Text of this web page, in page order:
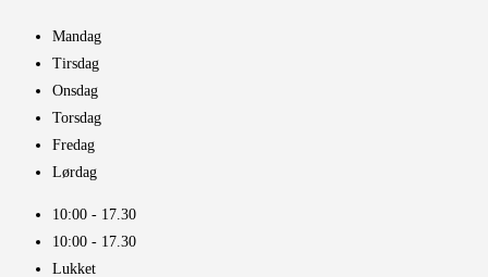
Mandag
Tirsdag
Onsdag
Torsdag
Fredag
Lørdag
10:00 - 17.30​
10:00 - 17.30​
Lukket